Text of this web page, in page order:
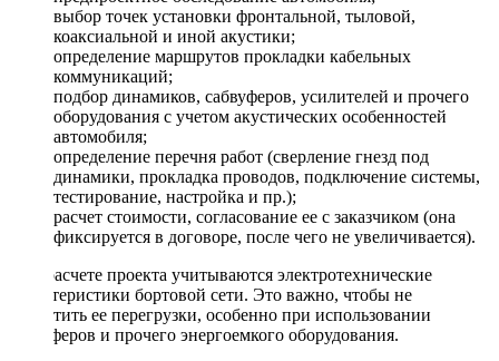
выбор точек установки фронтальной, тыловой,
коаксиальной и иной акустики;
определение маршрутов прокладки кабельных
коммуникаций;
подбор динамиков, сабвуферов, усилителей и прочего
оборудования с учетом акустических особенностей
автомобиля;
определение перечня работ (сверление гнезд под
динамики, прокладка проводов, подключение системы,
тестирование, настройка и пр.);
расчет стоимости, согласование ее с заказчиком (она
фиксируется в договоре, после чего не увеличивается).
При расчете проекта учитываются электротехнические
характеристики бортовой сети. Это важно, чтобы не
допустить ее перегрузки, особенно при использовании
сабвуферов и прочего энергоемкого оборудования.